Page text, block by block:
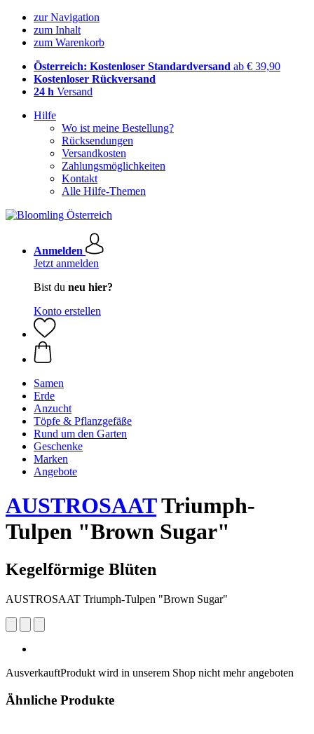
zur Navigation
zum Inhalt
zum Warenkorb
Österreich: Kostenloser Standardversand ab € 39,90
Kostenloser Rückversand
24 h Versand
Hilfe
Wo ist meine Bestellung?
Rücksendungen
Versandkosten
Zahlungsmöglichkeiten
Kontakt
Alle Hilfe-Themen
Anmelden
Jetzt anmelden
Bist du neu hier?
Konto erstellen
Samen
Erde
Anzucht
Töpfe & Pflanzgefäße
Rund um den Garten
Geschenke
Marken
Angebote
AUSTROSAATTriumph-
Tulpen "Brown Sugar"
Kegelförmige Blüten
AUSTROSAAT Triumph-Tulpen "Brown Sugar"
AusverkauftProdukt wird in unserem Shop nicht mehr angeboten
Ähnliche Produkte